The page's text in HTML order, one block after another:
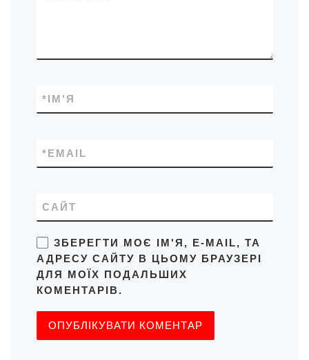
ІМ'Я
*
EMAIL
*
САЙТ
ЗБЕРЕГТИ МОЄ ІМ'Я, E-MAIL, ТА
АДРЕСУ САЙТУ В ЦЬОМУ БРАУЗЕРІ
ДЛЯ МОЇХ ПОДАЛЬШИХ
КОМЕНТАРІВ.